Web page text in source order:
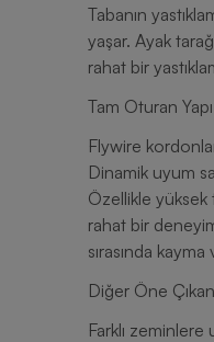
Tabanın
yaşar. Ayak
rahat bir
Tam Oturan
Flywire
Dinamik uyum
Özellikle yüksek
rahat bir
sırasında
Diğer Öne
Farklı